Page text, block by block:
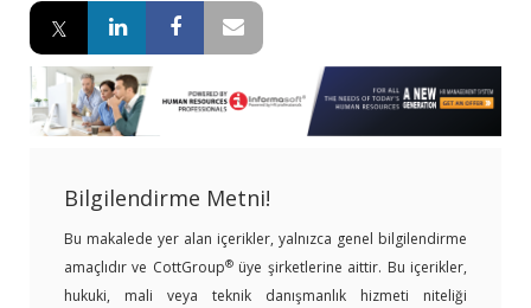
Bilgilendirme Metni!
Bu makalede yer alan içerikler, yalnızca genel bilgilendirme
amaçlıdır ve CottGroup®üye şirketlerine aittir. Bu içerikler,
hukuki, mali veya teknik danışmanlık hizmeti niteliği